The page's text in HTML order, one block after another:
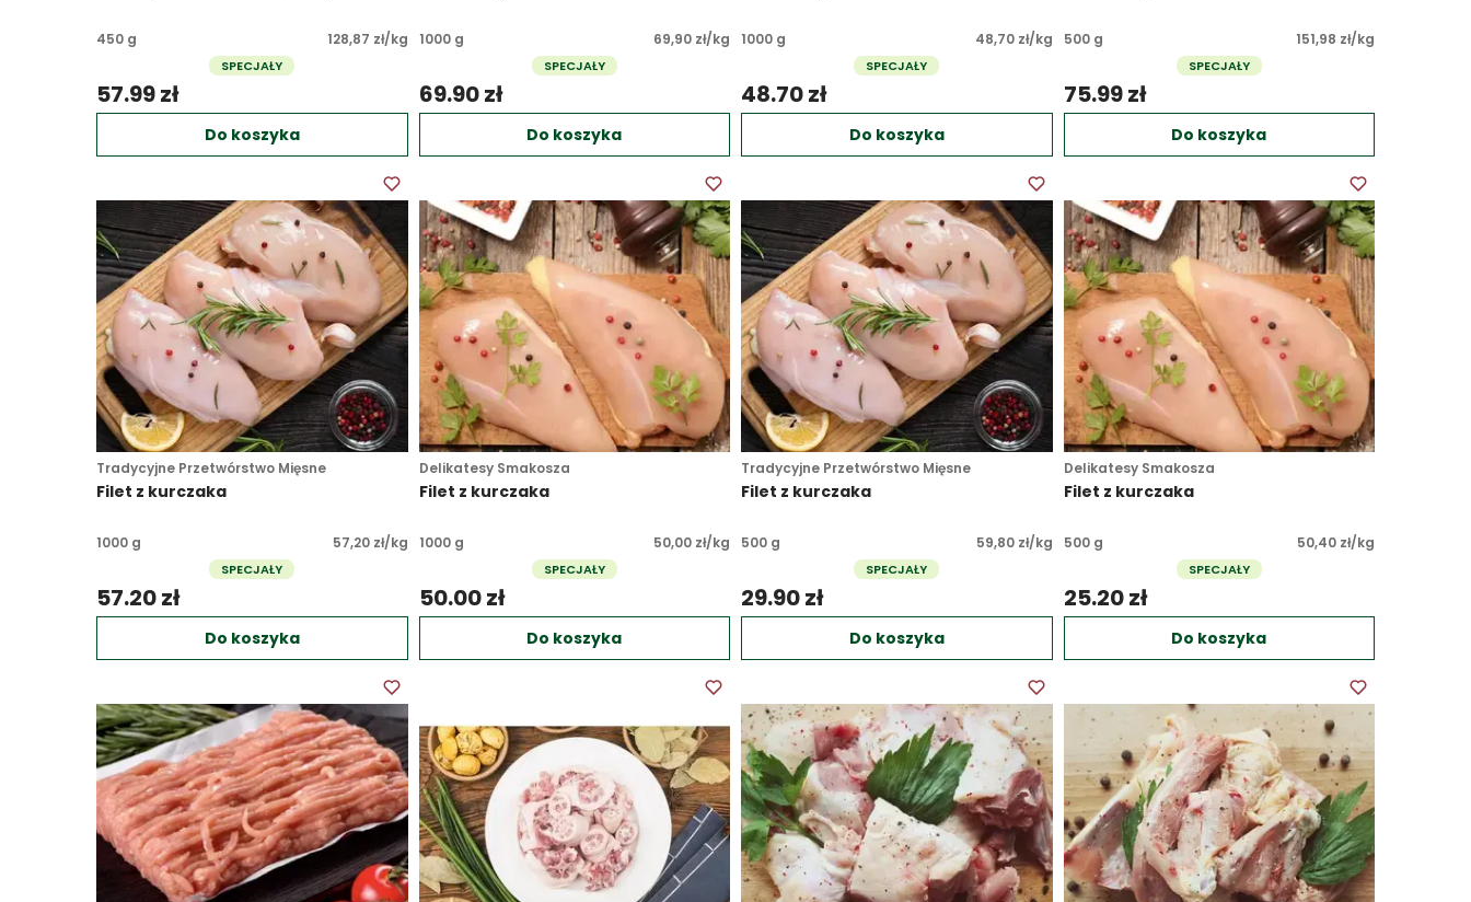
450 g 128,87 zł/kg
SPECJAŁY
57.99 zł
Do koszyka
1000 g 69,90 zł/kg
SPECJAŁY
69.90 zł
Do koszyka
1000 g 48,70 zł/kg
SPECJAŁY
48.70 zł
Do koszyka
500 g 151,98 zł/kg
SPECJAŁY
75.99 zł
Do koszyka
Tradycyjne Przetwórstwo Mięsne
Filet z kurczaka
1000 g 57,20 zł/kg
SPECJAŁY
57.20 zł
Do koszyka
Delikatesy Smakosza
Filet z kurczaka
1000 g 50,00 zł/kg
SPECJAŁY
50.00 zł
Do koszyka
Tradycyjne Przetwórstwo Mięsne
Filet z kurczaka
500 g 59,80 zł/kg
SPECJAŁY
29.90 zł
Do koszyka
Delikatesy Smakosza
Filet z kurczaka
500 g 50,40 zł/kg
SPECJAŁY
25.20 zł
Do koszyka